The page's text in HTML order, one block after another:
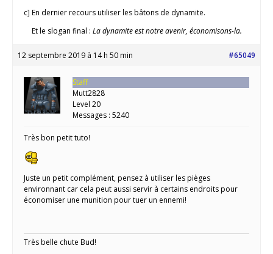
c] En dernier recours utiliser les bâtons de dynamite.
Et le slogan final : La dynamite est notre avenir, économisons-la.
12 septembre 2019 à 14 h 50 min #65049
Staff
Mutt2828
Level 20
Messages : 5240
Très bon petit tuto!
Juste un petit complément, pensez à utiliser les pièges
environnant car cela peut aussi servir à certains endroits pour
économiser une munition pour tuer un ennemi!
Très belle chute Bud!